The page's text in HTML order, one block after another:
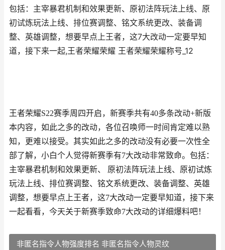
包括：主宰暴君机制和效果更新、原初法阵玩法上线、原
初试炼玩法上线、排位赛调整、铭文系统更改、装备调
整、英雄调整，想要早点上王者，这7大改动一定要早知
道，接下来一起,王者荣耀荣耀 王者荣耀荣耀称号_12
王者荣耀S22赛季周四开启，新赛季共有40多条改动+新版
本内容，如此之多的改动，各位召唤师一时间肯定难以熟
知，更难以接受。其实如此之多的改动没有必要一次性全
部了解，小白个人觉得新赛季有7大改动非常致命。包括：
主宰暴君机制和效果更新、 原初法阵玩法上线、原初试炼
玩法上线、排位赛调整、铭文系统更改、装备调整、英雄
调整，想要早点上王者，这7大改动一定要早知道，接下来
一起看看，今天关于新赛季致命7大改动的详细爆料吧！
非匿名指令人物强度排名 非匿名指令人物灵纹